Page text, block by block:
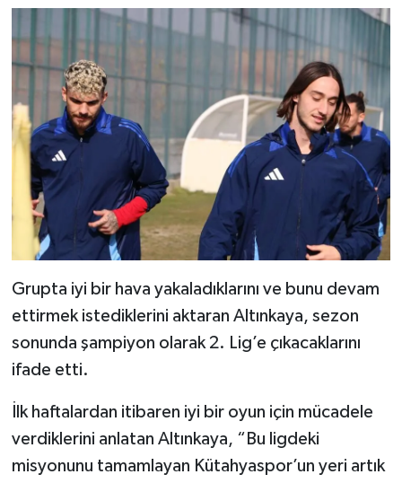
Grupta iyi bir hava yakaladıklarını ve bunu devam
ettirmek istediklerini aktaran Altınkaya, sezon
sonunda şampiyon olarak 2. Lig’e çıkacaklarını
ifade etti.
İlk haftalardan itibaren iyi bir oyun için mücadele
verdiklerini anlatan Altınkaya, “Bu ligdeki
misyonunu tamamlayan Kütahyaspor’un yeri artık
Simav
Siyaset
Spor
Tavşanlı
Teknoloji
Türkiye
Video Galeri
Yemek Tarifleri